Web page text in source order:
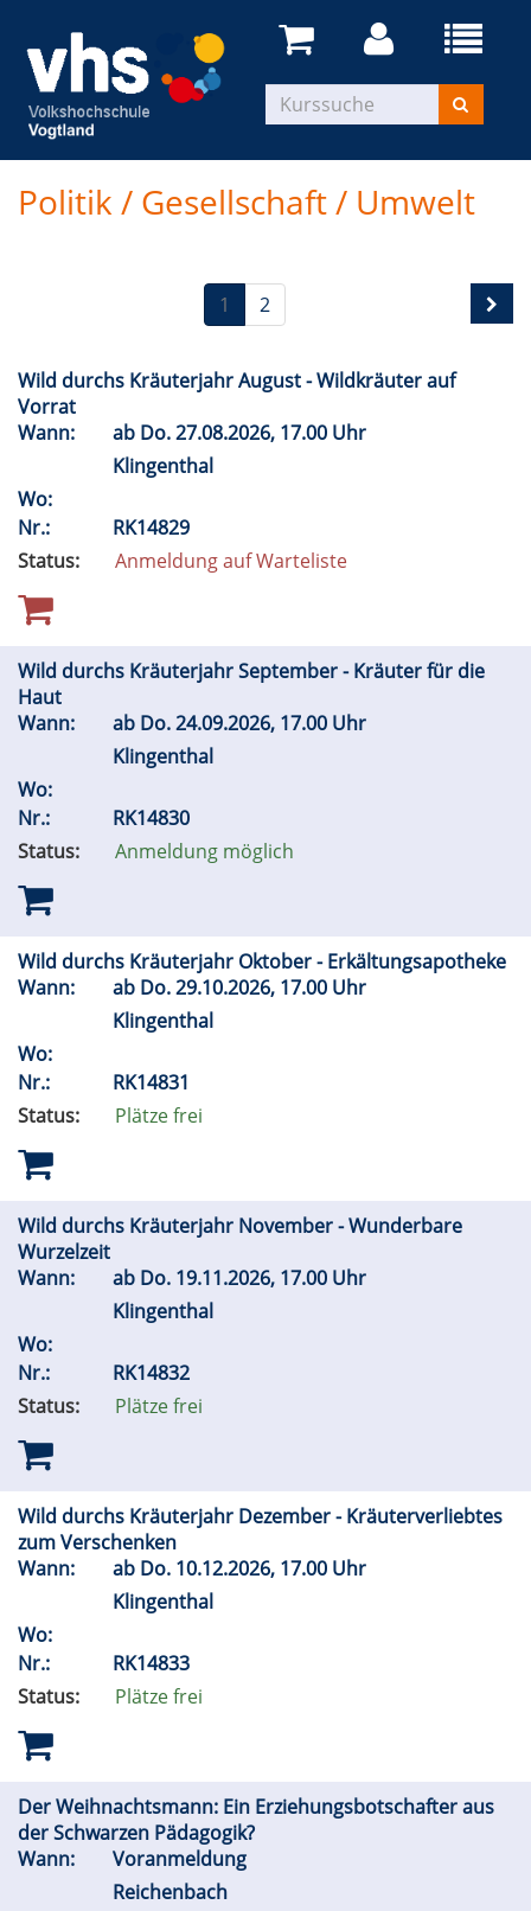
Politik / Gesellschaft / Umwelt
1 2
Wild durchs Kräuterjahr August - Wildkräuter auf
Vorrat
Wann:
ab Do.27.08.2026, 17.00 Uhr
Klingenthal
Wo:
Nr.:
RK14829
Status:
Anmeldung auf Warteliste
Wild durchs Kräuterjahr September - Kräuter für die
Haut
Wann:
ab Do.24.09.2026, 17.00 Uhr
Klingenthal
Wo:
Nr.:
RK14830
Status:
Anmeldung möglich
Wild durchs Kräuterjahr Oktober - Erkältungsapotheke
Wann:
ab Do.29.10.2026, 17.00 Uhr
Klingenthal
Wo:
Nr.:
RK14831
Status:
Plätze frei
Wild durchs Kräuterjahr November - Wunderbare
Wurzelzeit
Wann:
ab Do. 19.11.2026, 17.00 Uhr
Klingenthal
Wo:
Nr.:
RK14832
Status:
Plätze frei
Wild durchs Kräuterjahr Dezember - Kräuterverliebtes
zum Verschenken
Wann:
ab Do. 10.12.2026, 17.00 Uhr
Klingenthal
Wo:
Nr.:
RK14833
Status:
Plätze frei
Der Weihnachtsmann: Ein Erziehungsbotschafter aus
der Schwarzen Pädagogik?
Wann:
Voranmeldung
Reichenbach